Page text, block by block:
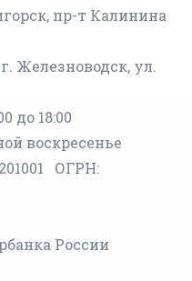
пр-т Калинина
Железноводск, ул.
до 18:00
воскресенье
ОГРН:
России